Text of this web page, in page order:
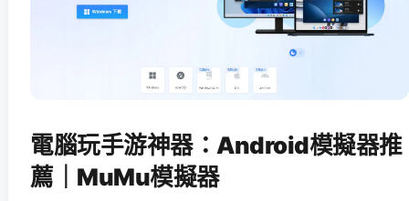
電腦玩手游神器：Android模擬器推
薦｜MuMu模擬器